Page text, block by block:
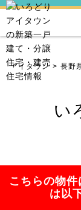
りアイタウン 長野
い
こちらの物
は以